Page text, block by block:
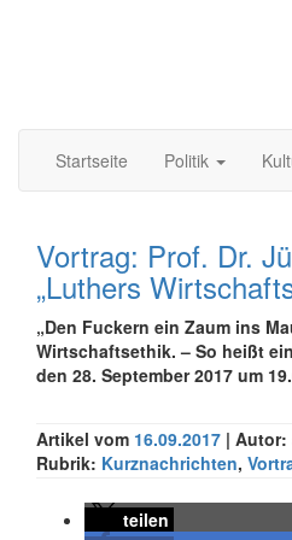
Startseite
Politik
Vortrag: Prof. Dr.
„Luthers
„Den Fuckern ein Zaum ins
Wirtschaftsethik. – So heißt
den 28. September 2017 um
Artikel vom 16.09.2017 | Autor:
Rubrik: Kurznachrichten,
teilen